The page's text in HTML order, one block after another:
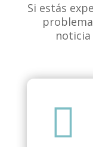
Si estás
noticia
